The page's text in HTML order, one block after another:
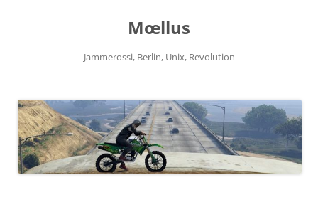
Mœllus
Jammerossi, Berlin, Unix, Revolution